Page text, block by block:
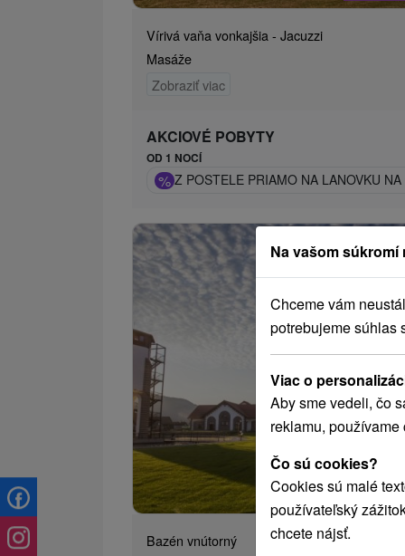
Vírivá vaňa vonkajšia - Jacuzzi
Masáže
Zobraziť viac
AKCIOVÉ POBYTY
OD 1 NOCÍ
% Z POSTELE PRIAMO NA LANOVKU NA
od
Bazén vnútorný
Na vašom súkromí
Chceme vám
potrebujeme súhlas
Viac o
Aby sme vedeli, čo
reklamu,
Čo sú cookies?
Cookies sú malé
používateľský
chcete nájsť.